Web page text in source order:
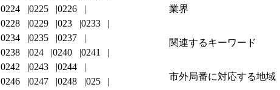
業界
関連するキーワード
市外局番に対応する地域
0224
0225
0226
0228
0229 023
0233
0234
0235
0237
0238
024 0240
0241
0242
0243
0244
0246
0247 0248
025